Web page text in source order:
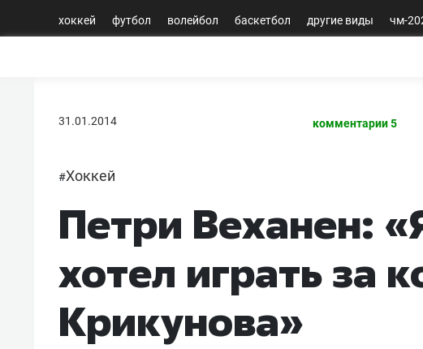
хоккей футбол волейбол баскетбол другие виды чм-
31.01.2014 комментарии 5
#Хоккей
Петри Веханен:
хотел играть за
Крикунова»